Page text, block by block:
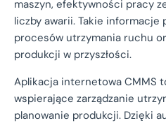
maszyn, efektywności pracy
liczby awarii. Takie informacje
procesów utrzymania ruchu
produkcji w przyszłości.
Aplikacja internetowa CMMS
wspierające zarządzanie
planowanie produkcji. Dzięki